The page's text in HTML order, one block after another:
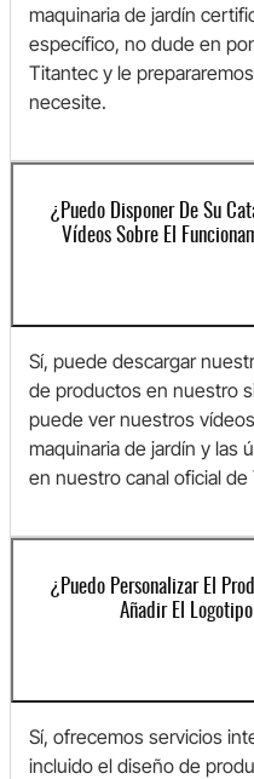
maquinaria de jardín
específico, no dude en
Titantec y le
necesite.
¿Puedo Disponer De Su
Vídeos Sobre El
Sí, puede descargar
de productos en nuestro
puede ver nuestros
maquinaria de jardín y las
en nuestro canal oficial de
¿Puedo Personalizar El
Añadir El
Sí, ofrecemos servicios
incluido el diseño de